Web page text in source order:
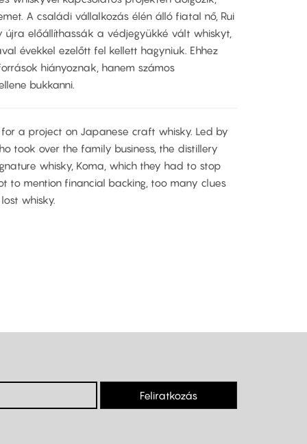
A családi vállalkozás élén álló fiatal nő, Rui
újra előállíthassák a védjegyükké vált whiskyt,
évekkel ezelőtt fel kellett hagyniuk. Ehhez
hiányoznak, hanem számos
bukkanni.
for a project on Japanese craft whisky. Led by
took over the family business, the distillery
whisky, Koma, which they had to stop
to mention financial backing, too many clues
whisky.
Feliratkozás